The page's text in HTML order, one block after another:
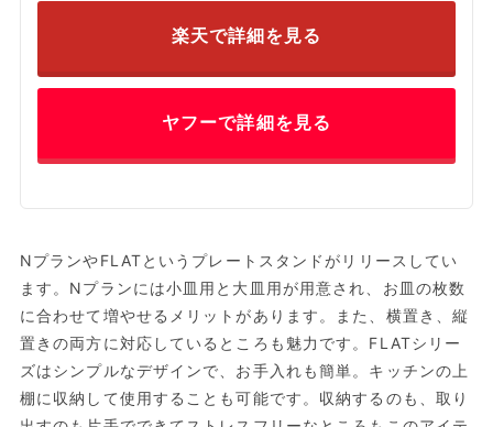
楽天で詳細を見る
ヤフーで詳細を見る
NプランやFLATというプレートスタンドがリリースしてい
ます。Nプランには小皿用と大皿用が用意され、お皿の枚数
に合わせて増やせるメリットがあります。また、横置き、縦
置きの両方に対応しているところも魅力です。FLATシリー
ズはシンプルなデザインで、お手入れも簡単。キッチンの上
棚に収納して使用することも可能です。収納するのも、取り